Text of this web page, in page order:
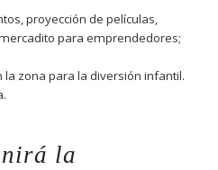
proyección de películas,
para emprendedores;
la zona para la diversión infantil.
la